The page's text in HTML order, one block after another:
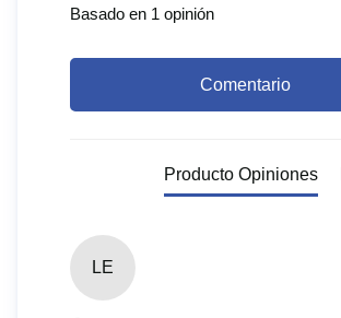
Basado en 1 opinión
Comentario
Producto Opiniones
LE